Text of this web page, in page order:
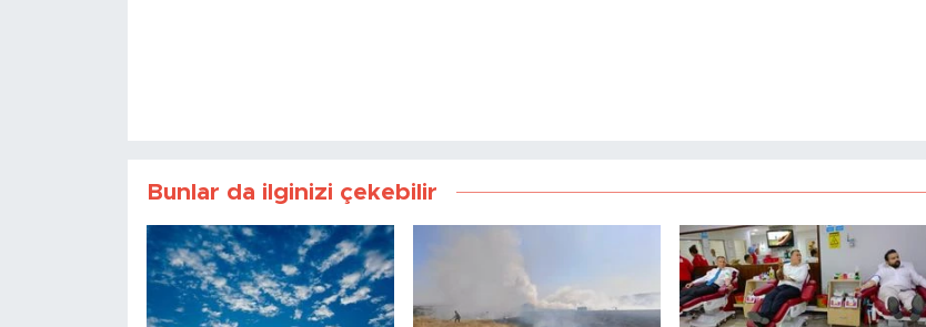
Bunlar da ilginizi çekebilir